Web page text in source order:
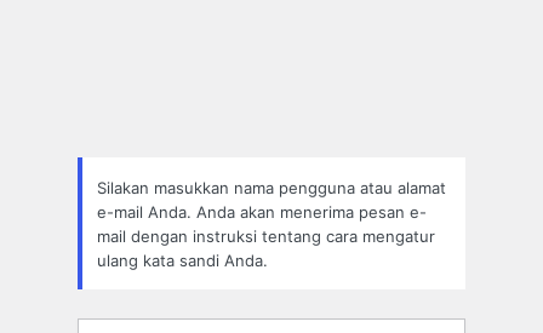
Silakan masukkan nama pengguna atau alamat
e-mail Anda. Anda akan menerima pesan e-
mail dengan instruksi tentang cara mengatur
ulang kata sandi Anda.